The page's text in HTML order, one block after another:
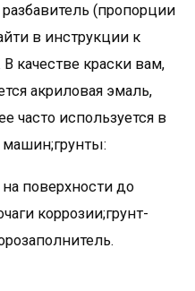
(пропорции
в инструкции к
качестве краски вам,
акриловая эмаль,
часто используется в
поверхности до
коррозии;грунт-